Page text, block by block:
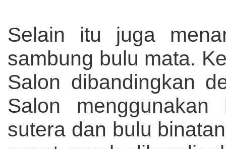
Selain itu juga
sambung bulu mata.
Salon dibandingkan
Salon
sutera dan bulu